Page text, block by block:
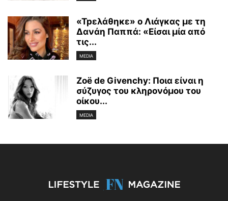
«Tpελάθηκε» ο Λιάγκας με τη
Δανάη Παππά: «Είσαι μία από
τις...
MEDIA
Zoë de Givenchy: Ποια είναι η
σύζυγος του κληρονόμου του
οίκου...
MEDIA